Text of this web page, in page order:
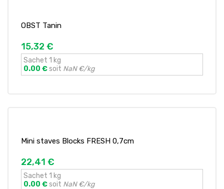
OBST Tanin
15,32 €
Sachet 1 kg
0.00 €soit NaN €/kg
Mini staves Blocks FRESH 0,7cm
22,41 €
Sachet 1 kg
0.00 €soit NaN €/kg